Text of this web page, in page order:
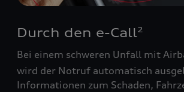
Durch den e-Call2
Bei einem schweren Unfall mit
wird der Notruf automatisch
Informationen zum Schaden,